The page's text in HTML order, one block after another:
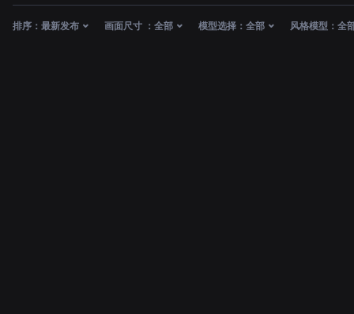
排序： 最新发布 画面尺寸 ： 全部 模型选择： 全部 风格模型： 全